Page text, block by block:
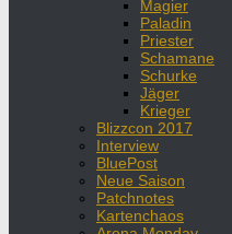
Magier
Paladin
Priester
Schamane
Schurke
Jäger
Krieger
Blizzcon 2017
Interview
BluePost
Neue Saison
Patchnotes
Kartenchaos